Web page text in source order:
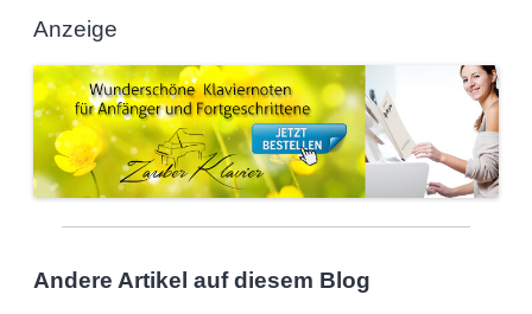
Anzeige
Andere Artikel auf diesem Blog